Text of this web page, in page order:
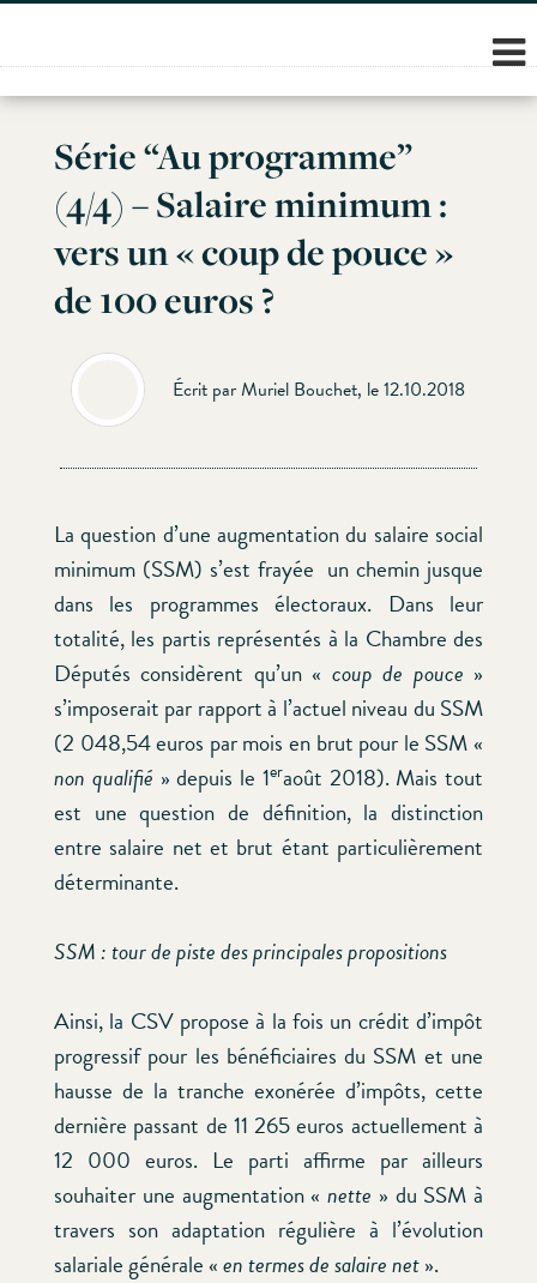
Skip
content
Série “Au programme”
(4/4) – Salaire minimum :
vers un « coup de pouce »
de 100 euros ?
Écrit par Muriel Bouchet, le 12.10.2018
La question d’une augmentation du salaire social
minimum (SSM) s’est frayée un chemin jusque
dans les programmes électoraux. Dans leur
totalité, les partis représentés à la Chambre des
Députés considèrent qu’un « coup de pouce »
s’imposerait par rapport à l’actuel niveau du SSM
(2 048,54 euros par mois en brut pour le SSM «
non qualifié » depuis le 1eraoût 2018). Mais tout
est une question de définition, la distinction
entre salaire net et brut étant particulièrement
déterminante.
SSM : tour de piste des principales propositions
Ainsi, la CSV propose à la fois un crédit d’impôt
progressif pour les bénéficiaires du SSM et une
hausse de la tranche exonérée d’impôts, cette
dernière passant de 11 265 euros actuellement à
12 000 euros. Le parti affirme par ailleurs
souhaiter une augmentation « nette » du SSM à
travers son adaptation régulière à l’évolution
salariale générale «en termes de salaire net».